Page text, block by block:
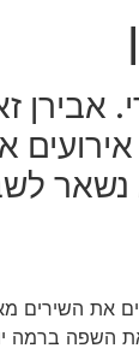
אבירן
נשאר
את השירים
השפה ברמה